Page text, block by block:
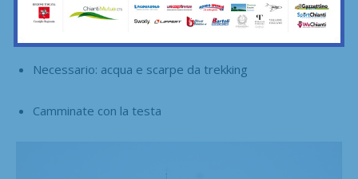
Stagione: primavera, autunno, inverno
Necessario: acqua e scarpe da trekking
Camminate con la testa